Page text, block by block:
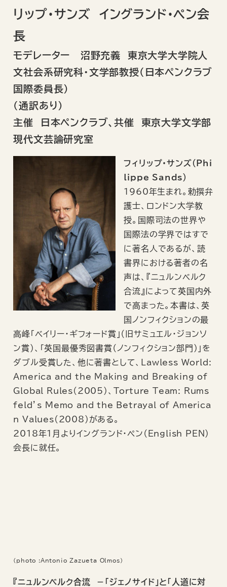
リップ・サンズ イングランド・ペン会
長
モデレーター 沼野充義 東京大学大学院人
文社会系研究科・文学部教授(日本ペンクラブ
国際委員長）
（通訳あり）
主催 日本ペンクラブ、共催 東京大学文学部
現代文芸論研究室
フィリップ・サンズ（Phi
lippe Sands）
1960年生まれ。勅撰弁
護士、ロンドン大学教
授。国際司法の世界や
国際法の学界ではすで
に著名人であるが、読
書界における著者の名
声は、『ニュルンベルク
合流』によって英国内外
で高まった。本書は、英
国ノンフィクションの最
高峰「ベイリー・ギフォード賞」（旧サミュエル・ジョンソ
ン賞）、「英国最優秀図書賞（ノンフィクション部門）」を
ダブル受賞した、他に著書として、Lawless World:
America and the Making and Breaking of
Global Rules(2005)、Torture Team: Rums
feld’s Memo and the Betrayal of America
n Values(2008)がある。
2018年1月よりイングランド・ペン（English PEN）
会長に就任。
(photo :Antonio Zazueta Olmos)
『ニュルンベルク合流 －「ジェノサイド」と「人道に対